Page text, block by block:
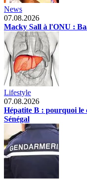
News
07.08.2026
Macky Sall à l'ONU :
Lifestyle
07.08.2026
Hépatite B : pourquoi le
Sénégal